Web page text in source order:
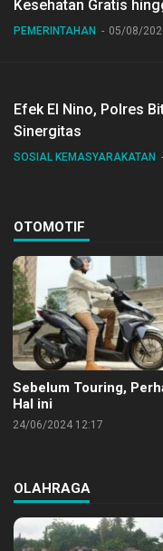
Kesehatan Gratis
Dr Sirajudin Lasena
PEMERINTAHAN 05/08/
Efek El Nino, Polres
Sinergitas
SOSIAL KEMASYARAKATAN
OTOMOTIF
Sebelum Touring,
Hal ini
24/06/2024 12:17
OLAHRAGA